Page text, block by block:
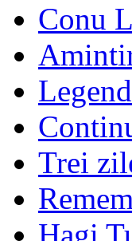
Conu
Trei
Hagi